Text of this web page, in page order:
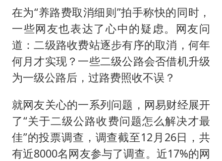
在为“养路费取消细则”拍手称快的同时，
一些网友也表达了心中的疑虑。网友问
道：二级路收费站逐步有序的取消，何年
何月才实现？一些二级公路会否借机升级
为一级公路后，过路费照收不误？
就网友关心的一系列问题，网易财经展开
了“关于二级公路收费问题怎么解决才最
佳”的投票调查，调查截至12月26日，共
有近8000名网友参与了调查。近17%的网